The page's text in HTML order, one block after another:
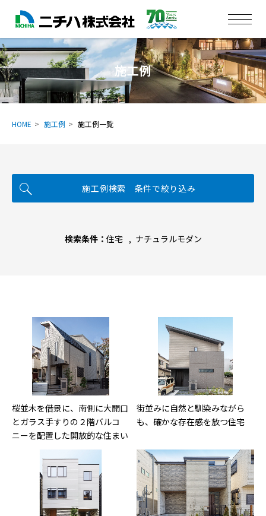
施工例
HOME 施工例 施工例一覧
施工例検索 条件で絞り込み
検索条件： 住宅 ナチュラルモダン
桜並木を借景に、南側に大開口
とガラス手すりの２階バルコ
ニーを配置した開放的な住まい
街並みに自然と馴染みながら
も、確かな存在感を放つ住宅